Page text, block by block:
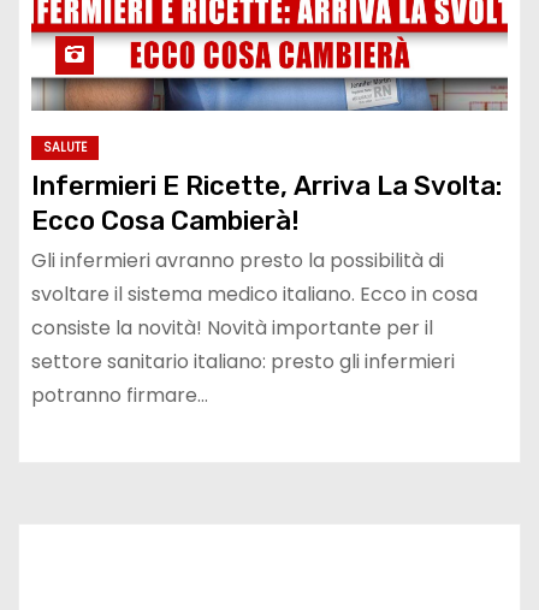
SALUTE
Infermieri E Ricette, Arriva La Svolta:
Ecco Cosa Cambierà!
Gli infermieri avranno presto la possibilità di
svoltare il sistema medico italiano. Ecco in cosa
consiste la novità! Novità importante per il
settore sanitario italiano: presto gli infermieri
potranno firmare…